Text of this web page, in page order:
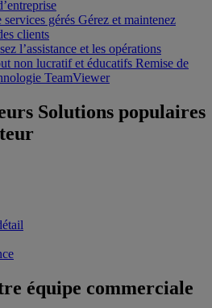
services gérés Gérez et maintenez
clients
l’assistance et les opérations
non lucratif et éducatifs Remise de
TeamViewer
Solutions populaires
équipe commerciale